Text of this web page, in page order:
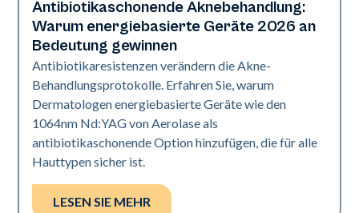
Gesundheit der Haut
Antibiotikaschonende Aknebehandlung:
Warum energiebasierte Geräte 2026 an
Bedeutung gewinnen
Antibiotikaresistenzen verändern die Akne-
Behandlungsprotokolle. Erfahren Sie, warum
Dermatologen energiebasierte Geräte wie den
1064nm Nd:YAG von Aerolase als
antibiotikaschonende Option hinzufügen, die für alle
Hauttypen sicher ist.
LESEN SIE MEHR